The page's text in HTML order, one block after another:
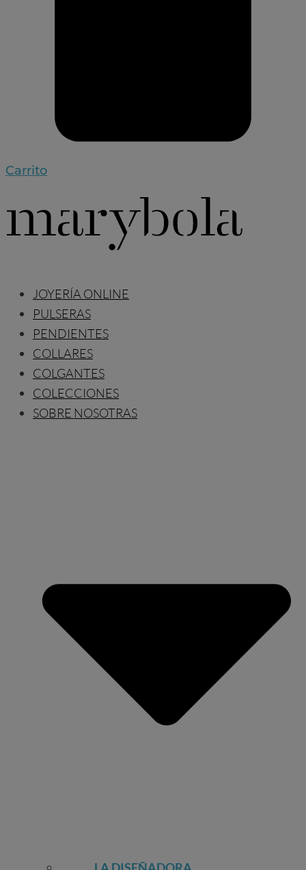
Carrito
JOYERÍA ONLINE
PULSERAS
PENDIENTES
COLLARES
COLGANTES
COLECCIONES
SOBRE NOSOTRAS